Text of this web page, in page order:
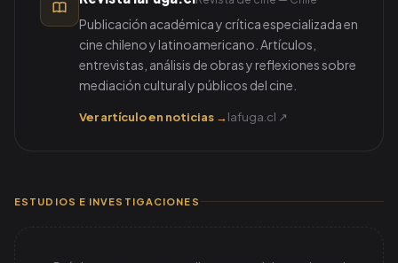
Publicación académica y crítica especializada en
cine chileno y latinoamericano. Artículos,
entrevistas, análisis de obras y reflexiones sobre
mediación cultural y públicos del cine.
Ver artículo en noticias →lafuga.cl ↗
ESTUDIOS E INVESTIGACIONES